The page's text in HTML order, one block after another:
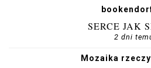
SERCE JAK
2 dni
Mozaika